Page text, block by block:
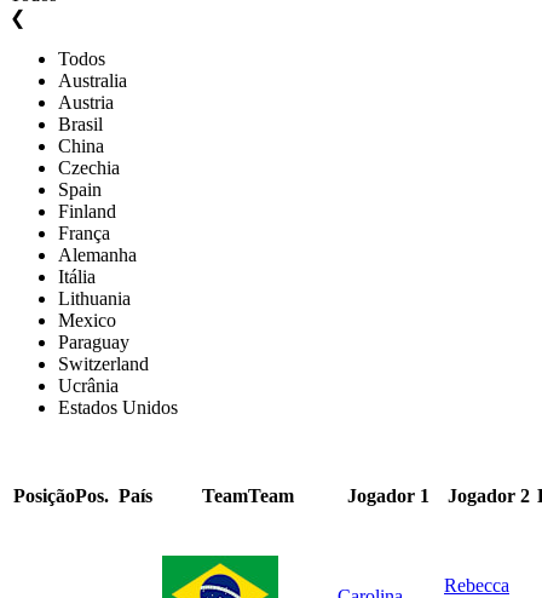
❮
Todos
Australia
Austria
Brasil
China
Czechia
Spain
Finland
França
Alemanha
Itália
Lithuania
Mexico
Paraguay
Switzerland
Ucrânia
Estados Unidos
PosiçãoPos. País TeamTeam Jogador 1 Jogador 2
Rebecca